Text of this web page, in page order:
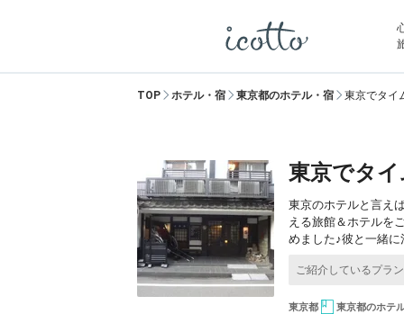
TOP ホテル・宿 東京都のホテル・宿 東京でタイ
東京でタ
東京のホテルと言え
える旅館＆ホテルを
めました♪彼と一緒
東京都 東京都のホテ